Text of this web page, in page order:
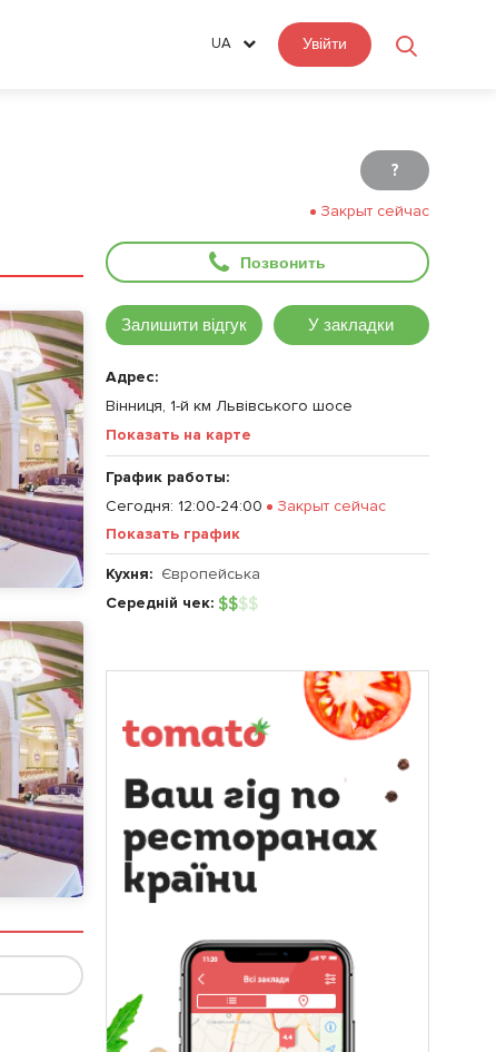
UA Увійти
?
Закрыт сейчас
Позвонить
Залишити відгук У закладки
Адрес:
Вінниця, 1-й км Львівського шосе
Показать на карте
График работы:
Сегодня: 12:00-24:00
Закрыт сейчас
Показать график
Кухня: Європейська
Середній чек: $$$$